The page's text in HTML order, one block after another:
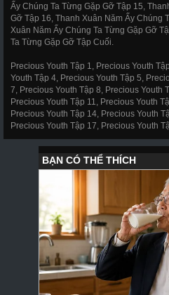
Ấy Chúng Ta Từng Gặp Gỡ Tập 15,
Gỡ Tập 16, Thanh Xuân Năm Ấy Chúng
Xuân Năm Ấy Chúng Ta Từng Gặp Gỡ
Ta Từng Gặp Gỡ Tập Cuối.
Precious Youth Tập 1, Precious Youth
Youth Tập 4, Precious Youth Tập 5,
7, Precious Youth Tập 8, Precious Youth
Precious Youth Tập 11, Precious Youth
Precious Youth Tập 14, Precious Youth
Precious Youth Tập 17, Precious Youth